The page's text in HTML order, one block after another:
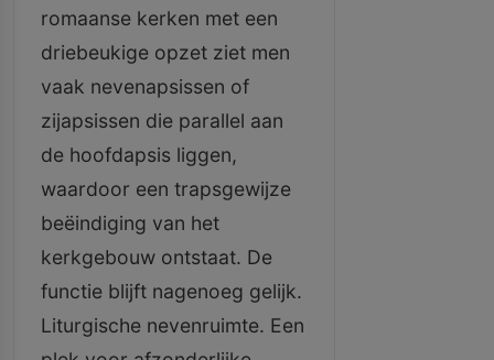
romaanse kerken met een
driebeukige opzet ziet men
vaak nevenapsissen of
zijapsissen die parallel aan
de hoofdapsis liggen,
waardoor een trapsgewijze
beëindiging van het
kerkgebouw ontstaat. De
functie blijft nagenoeg gelijk.
Liturgische nevenruimte. Een